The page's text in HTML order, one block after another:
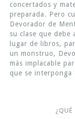
concertados y
preparada. Pero
Devorador de
su clase que debe
lugar de libros,
un monstruo,
más implacable
que se interponga
¿QUÉ